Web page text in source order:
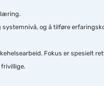
og å tilføre
Fokus er spesielt